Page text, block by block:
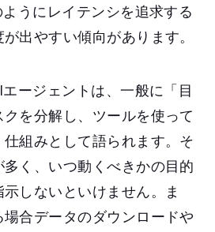
うにレイテンシを追求する
出やすい傾向があります。
ージェントは、一般に「目
を分解し、ツールを使って
組みとして語られます。そ
く、いつ動くべきかの目的
しないといけません。ま
合データのダウンロードや